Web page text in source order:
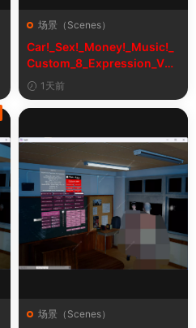
场景（Scenes）
Car!_Sex!_Money!_Music!_
Custom_8_Expression_V2_
1
1天前
场景（Scenes）